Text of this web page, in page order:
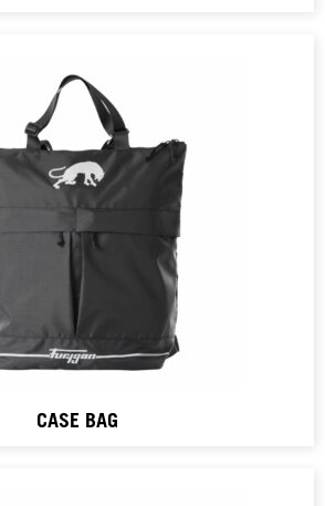
CASE BAG